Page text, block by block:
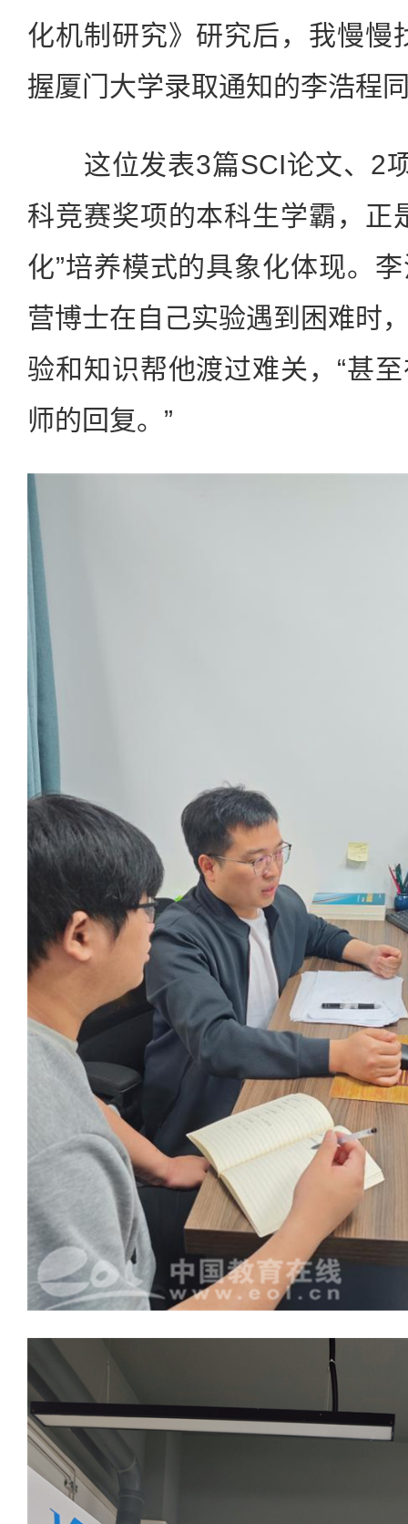
化机制研究》研究后，我慢慢
握厦门大学录取通知的李浩程
这位发表3篇SCI论文、2
科竞赛奖项的本科生学霸，正
化”培养模式的具象化体现。
营博士在自己实验遇到困难时
验和知识帮他渡过难关，“甚
师的回复。”